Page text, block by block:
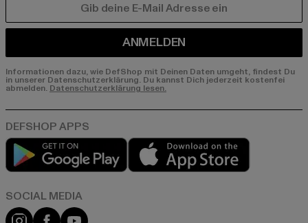
ANMELDEN
Informationen dazu, wie DefShop mit Deinen Daten umgeht, findest Du
in unserer Datenschutzerklärung. Du kannst Dich jederzeit kostenfei
abmelden. Datenschutzerklärung lesen.
Play market
Instagram
FacebookYouTube